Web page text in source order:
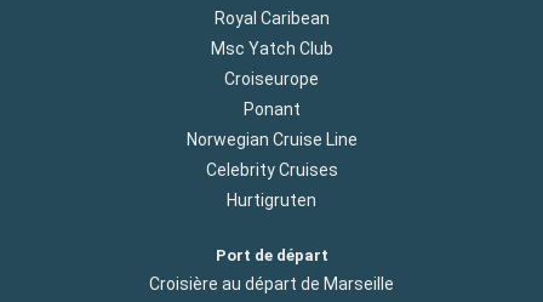
Royal Caribean
Msc Yatch Club
Croiseurope
Ponant
Norwegian Cruise Line
Celebrity Cruises
Hurtigruten
Port de départ
Croisière au départ de Marseille